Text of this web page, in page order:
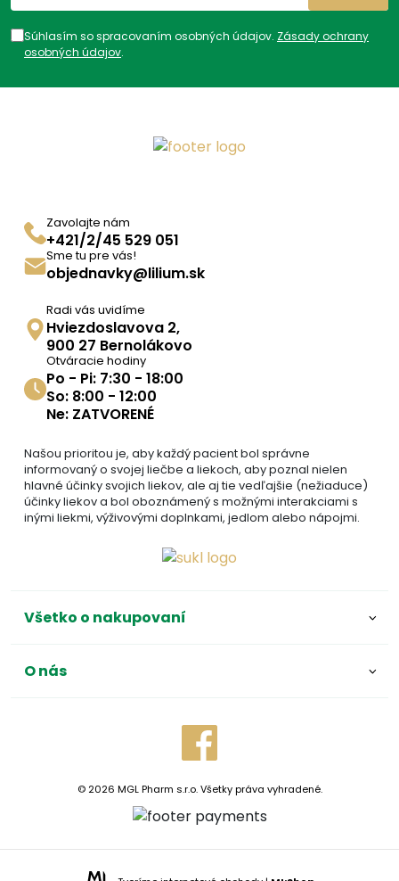
Súhlasím so spracovaním osobných údajov. Zásady ochrany
osobných údajov.
Zavolajte nám
+421/2/45 529 051
Sme tu pre vás!
objednavky@lilium.sk
Radi vás uvidíme
Hviezdoslavova 2,
900 27 Bernolákovo
Otváracie hodiny
Po - Pi: 7:30 - 18:00
So: 8:00 - 12:00
Ne: ZATVORENÉ
Našou prioritou je, aby každý pacient bol správne
informovaný o svojej liečbe a liekoch, aby poznal nielen
hlavné účinky svojich liekov, ale aj tie vedľajšie (nežiaduce)
účinky liekov a bol oboznámený s možnými interakciami s
inými liekmi, výživovými doplnkami, jedlom alebo nápojmi.
Všetko o nakupovaní
O nás
© 2026 MGL Pharm s.r.o. Všetky práva vyhradené.